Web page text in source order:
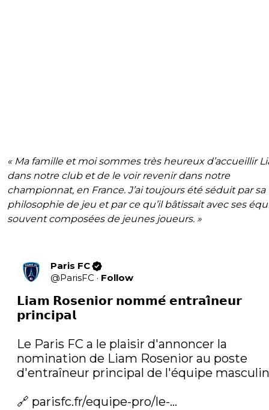
« Ma famille et moi sommes très heureux d’accueillir
dans notre club et de le voir revenir dans notre
championnat, en France. J’ai toujours été séduit par sa
philosophie de jeu et par ce qu’il bâtissait avec ses
souvent composées de jeunes joueurs. »
Paris FC
@ParisFC · Follow
𝗟𝗶𝗮𝗺 𝗥𝗼𝘀𝗲𝗻𝗶𝗼𝗿 𝗻𝗼𝗺𝗺𝗲́ 𝗲𝗻𝘁𝗿𝗮𝗶̂𝗻𝗲𝘂𝗿
𝗽𝗿𝗶𝗻𝗰𝗶𝗽𝗮𝗹
Le Paris FC a le plaisir d'annoncer la
nomination de Liam Rosenior au poste
d'entraîneur principal de l'équipe
🔗 parisfc.fr/equipe-pro/le-…